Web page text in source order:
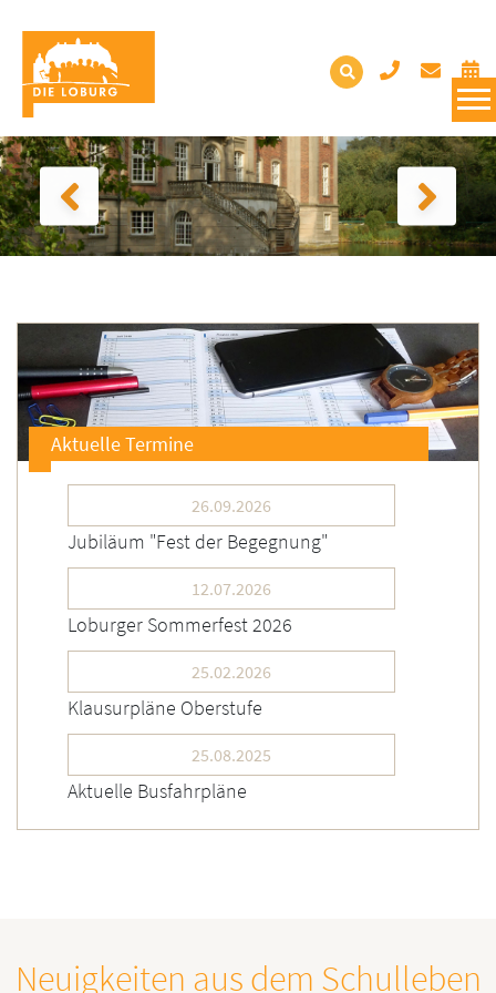
Aktuelle Termine
26.09.2026
Jubiläum "Fest der Begegnung"
12.07.2026
Loburger Sommerfest 2026
25.02.2026
Klausurpläne Oberstufe
25.08.2025
Aktuelle Busfahrpläne
Neuigkeiten aus dem Schulleben